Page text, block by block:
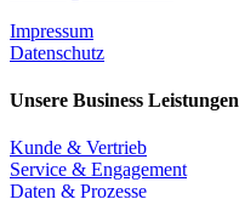
Impressum
Datenschutz
Unsere Business Leistungen
Kunde & Vertrieb
Service & Engagement
Daten & Prozesse